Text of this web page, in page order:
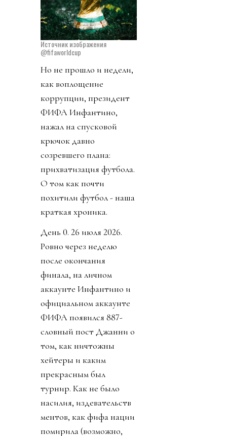
Источник изображения
@fifaworldcup
Но не прошло и недели,
как воплощение
коррупции, президент
ФИФА Инфантино,
нажал на спусковой
крючок давно
созревшего плана:
прихватизация футбола.
О том как почти
похитили футбол - наша
краткая хроника.
День 0. 26 июля 2026.
Ровно через неделю
после окончания
финала, на личном
аккаунте Инфантино и
официальном аккаунте
ФИФА появился 887-
словный пост Джанни о
том, как ничтожны
хейтеры и каким
прекрасным был
турнир. Как не было
насилия, издевательств
ментов, как фифа нации
помирила (возможно,